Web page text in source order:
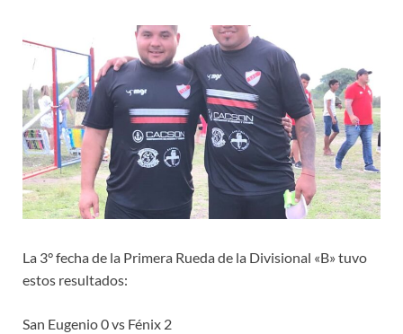
La 3° fecha de la Primera Rueda de la Divisional «B» tuvo
estos resultados:
San Eugenio 0 vs Fénix 2